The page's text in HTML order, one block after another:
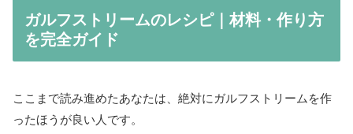
ガルフストリームのレシピ｜材料・作り方
を完全ガイド
ここまで読み進めたあなたは、絶対にガルフストリームを作
ったほうが良い人です。